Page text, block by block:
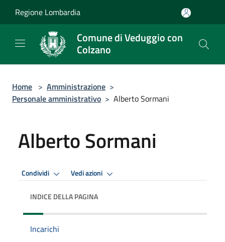
Regione Lombardia
Comune di Veduggio con
Colzano
Home > Amministrazione >
Personale amministrativo > Alberto Sormani
Alberto Sormani
Condividi Vedi azioni
INDICE DELLA PAGINA
Incarichi